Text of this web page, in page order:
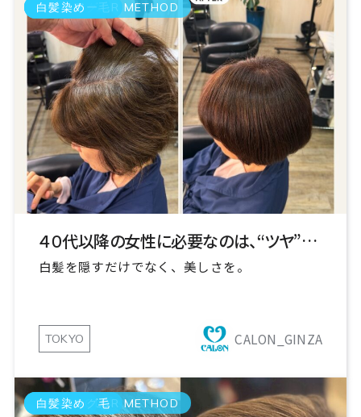
GRAY COLOR METHOD
エイジング毛
ヘアケアー
白髪染め
４０代以降の女性に必要なのは、“ツヤ”と“品”
白髪を隠すだけでなく、美しさを。
TOKYO CALON_GINZA
GRAY COLOR METHOD
エイジング毛
白髪染め